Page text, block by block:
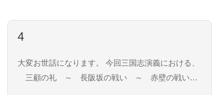
4
大変お世話になります。 今回三国志演義における、
三顧の礼 ～ 長阪坂の戦い ～ 赤壁の戦い